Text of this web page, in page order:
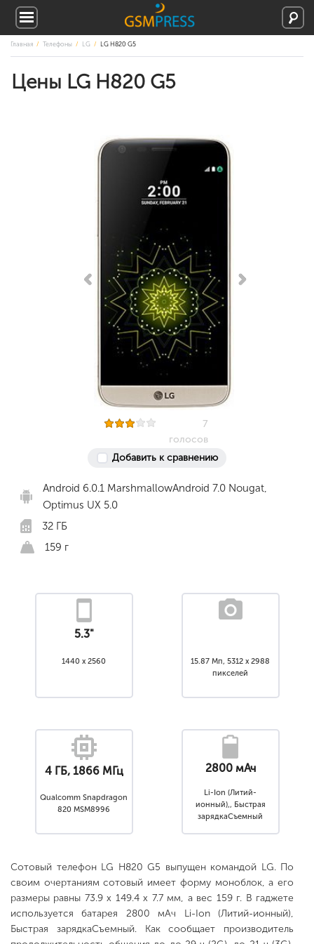
Главная Телефоны LG LG H820 G5
Цены LG H820 G5
7
голосов
Добавить к сравнению
Android 6.0.1 MarshmallowAndroid 7.0 Nougat,
Optimus UX 5.0
32 ГБ
159 г
5.3"
1440 x 2560
15.87 Мп, 5312 x 2988
пикселей
4 ГБ, 1866 МГц
Qualcomm Snapdragon
820 MSM8996
2800 мАч
Li-Ion (Литий-
ионный),, Быстрая
зарядкаСъемный
Сотовый телефон LG H820 G5 выпущен командой LG. По
своим очертаниям сотовый имеет форму моноблок, а его
размеры равны 73.9 x 149.4 x 7.7 мм, а вес 159 г. В гаджете
используется батарея 2800 мАч Li-Ion (Литий-ионный),
Быстрая зарядкаСъемный. Как сообщает производитель